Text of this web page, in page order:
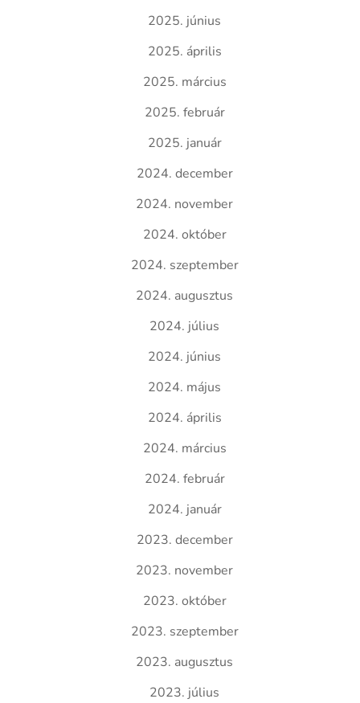
2025. június
2025. április
2025. március
2025. február
2025. január
2024. december
2024. november
2024. október
2024. szeptember
2024. augusztus
2024. július
2024. június
2024. május
2024. április
2024. március
2024. február
2024. január
2023. december
2023. november
2023. október
2023. szeptember
2023. augusztus
2023. július